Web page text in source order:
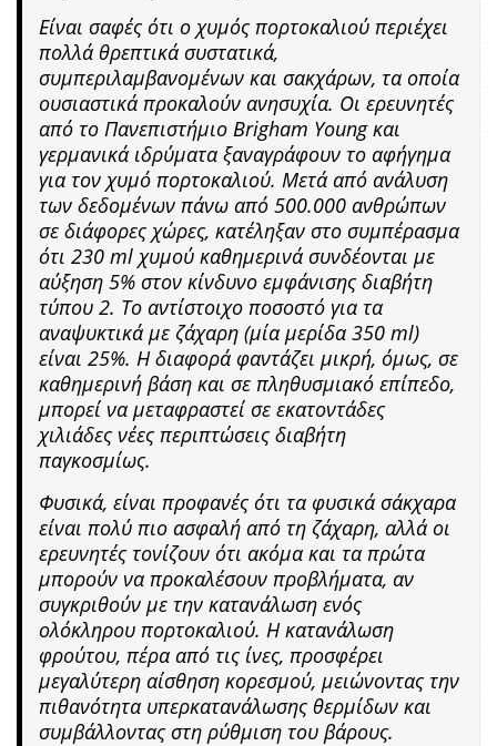
Είναι σαφές ότι ο χυμός πορτοκαλιού περιέχει
πολλά θρεπτικά συστατικά,
συμπεριλαμβανομένων και σακχάρων, τα οποία
ουσιαστικά προκαλούν ανησυχία. Οι ερευνητές
από το Πανεπιστήμιο Brigham Young και
γερμανικά ιδρύματα ξαναγράφουν το αφήγημα
για τον χυμό πορτοκαλιού. Μετά από ανάλυση
των δεδομένων πάνω από 500.000 ανθρώπων
σε διάφορες χώρες, κατέληξαν στο συμπέρασμα
ότι 230 ml χυμού καθημερινά συνδέονται με
αύξηση 5% στον κίνδυνο εμφάνισης διαβήτη
τύπου 2. Το αντίστοιχο ποσοστό για τα
αναψυκτικά με ζάχαρη (μία μερίδα 350 ml)
είναι 25%. Η διαφορά φαντάζει μικρή, όμως, σε
καθημερινή βάση και σε πληθυσμιακό επίπεδο,
μπορεί να μεταφραστεί σε εκατοντάδες
χιλιάδες νέες περιπτώσεις διαβήτη
παγκοσμίως.
Φυσικά, είναι προφανές ότι τα φυσικά σάκχαρα
είναι πολύ πιο ασφαλή από τη ζάχαρη, αλλά οι
ερευνητές τονίζουν ότι ακόμα και τα πρώτα
μπορούν να προκαλέσουν προβλήματα, αν
συγκριθούν με την κατανάλωση ενός
ολόκληρου πορτοκαλιού. Η κατανάλωση
φρούτου, πέρα από τις ίνες, προσφέρει
μεγαλύτερη αίσθηση κορεσμού, μειώνοντας την
πιθανότητα υπερκατανάλωσης θερμίδων και
συμβάλλοντας στη ρύθμιση του βάρους.